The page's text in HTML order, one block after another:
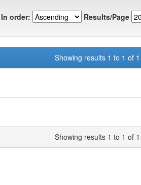
In order: Results/Page
Showing results 1 to 1 of 1
Showing results 1 to 1 of 1